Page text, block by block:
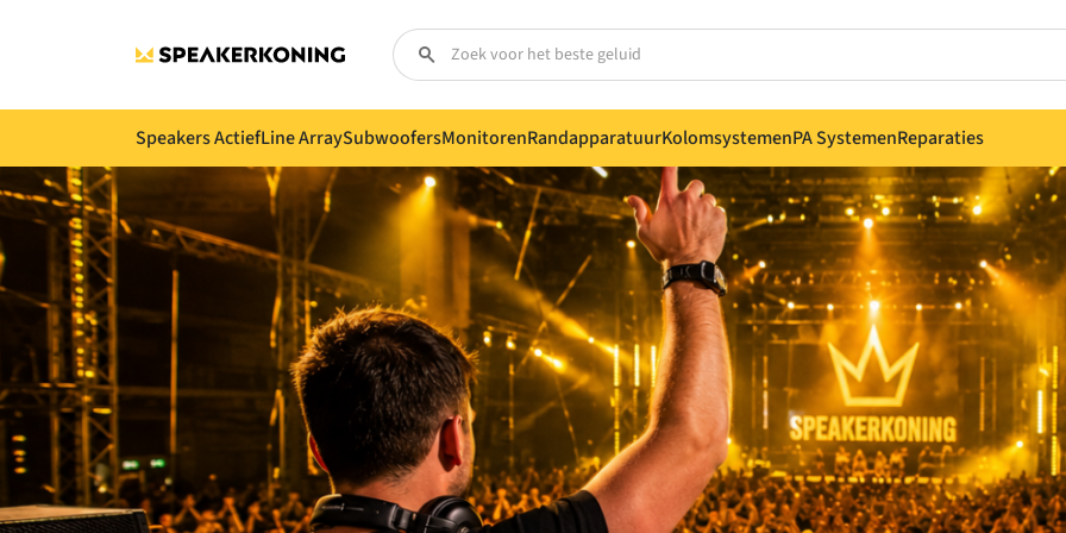
Speakers ActiefLine ArraySubwoofersMonitorenRandapparatuurKolomsystemenPA SystemenReparaties